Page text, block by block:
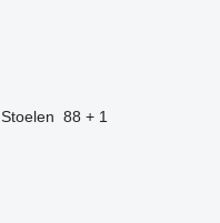
Stoelen 88 + 1